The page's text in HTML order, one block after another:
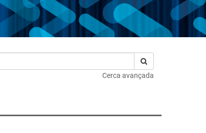
Cerca avançada